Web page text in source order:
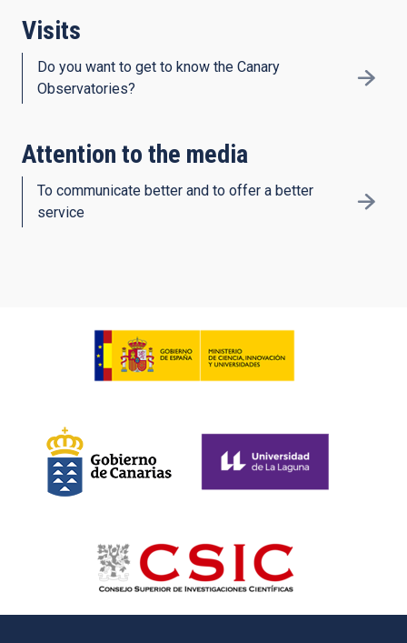
Visits
Do you want to get to know the Canary
Observatories?
Attention to the media
To communicate better and to offer a better
service